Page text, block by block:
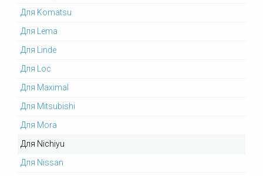
Для Komatsu
Для Lema
Для Linde
Для Loc
Для Maximal
Для Mitsubishi
Для Mora
Для Nichiyu
Для Nissan